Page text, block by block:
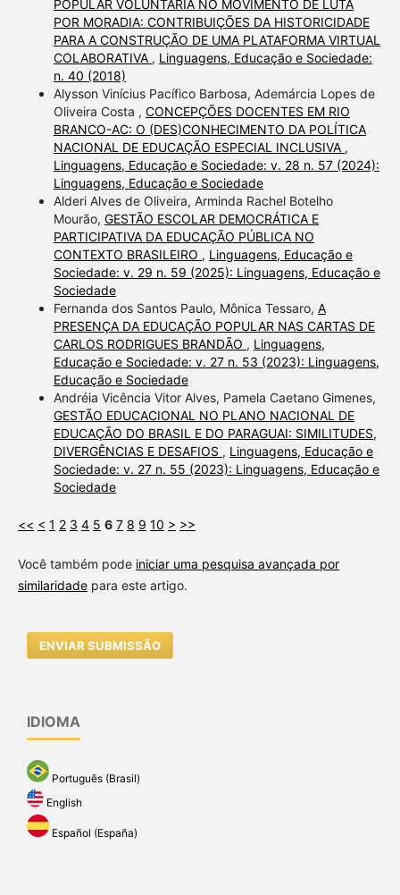
POPULAR VOLUNTÁRIA NO MOVIMENTO DE LUTA
POR MORADIA: CONTRIBUIÇÕES DA HISTORICIDADE
PARA A CONSTRUÇÃO DE UMA PLATAFORMA VIRTUAL
COLABORATIVA , Linguagens, Educação e Sociedade:
n. 40 (2018)
Alysson Vinícius Pacífico Barbosa, Ademárcia Lopes de
Oliveira Costa , CONCEPÇÕES DOCENTES EM RIO
BRANCO-AC: O (DES)CONHECIMENTO DA POLÍTICA
NACIONAL DE EDUCAÇÃO ESPECIAL INCLUSIVA ,
Linguagens, Educação e Sociedade: v. 28 n. 57 (2024):
Linguagens, Educação e Sociedade
Alderi Alves de Oliveira, Arminda Rachel Botelho
Mourão, GESTÃO ESCOLAR DEMOCRÁTICA E
PARTICIPATIVA DA EDUCAÇÃO PÚBLICA NO
CONTEXTO BRASILEIRO , Linguagens, Educação e
Sociedade: v. 29 n. 59 (2025): Linguagens, Educação e
Sociedade
Fernanda dos Santos Paulo, Mônica Tessaro, A
PRESENÇA DA EDUCAÇÃO POPULAR NAS CARTAS DE
CARLOS RODRIGUES BRANDÃO , Linguagens,
Educação e Sociedade: v. 27 n. 53 (2023): Linguagens,
Educação e Sociedade
Andréia Vicência Vitor Alves, Pamela Caetano Gimenes,
GESTÃO EDUCACIONAL NO PLANO NACIONAL DE
EDUCAÇÃO DO BRASIL E DO PARAGUAI: SIMILITUDES,
DIVERGÊNCIAS E DESAFIOS , Linguagens, Educação e
Sociedade: v. 27 n. 55 (2023): Linguagens, Educação e
Sociedade
<< < 1 2 3 4 5 6 7 8 9 10 > >>
Você também pode iniciar uma pesquisa avançada por
similaridadepara este artigo.
ENVIAR SUBMISSÃO
IDIOMA
Português (Brasil)
English
Español (España)